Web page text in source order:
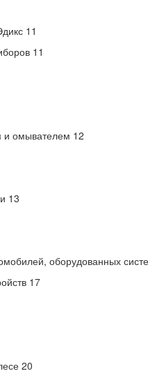
11
11
и омывателем 12
13
оборудованных
17
20